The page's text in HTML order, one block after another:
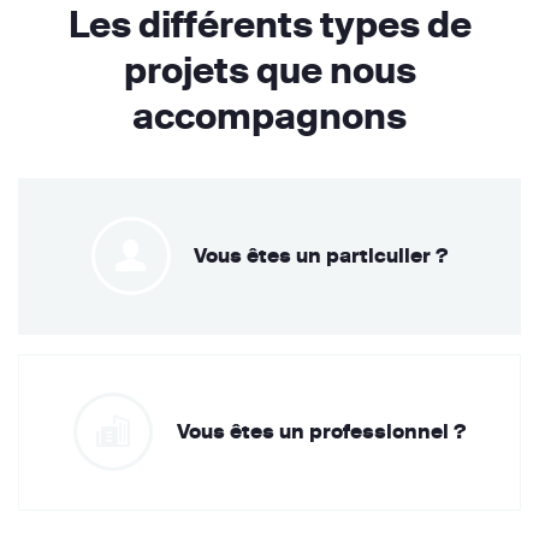
Les différents types de
projets que nous
accompagnons
Vous êtes un particulier ?
Vous êtes un professionnel ?